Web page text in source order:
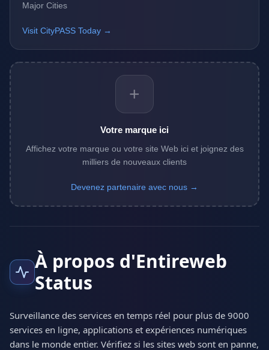
Major Cities
Visit CityPASS Today →
+
Votre marque ici
Affichez votre marque ou votre site Web ici et joignez des
milliers de nouveaux clients
Devenez partenaire avec nous →
À propos d'Entireweb
Status
Surveillance des services en temps réel pour plus de 9000
services en ligne, applications et expériences numériques
dans le monde entier. Vérifiez si les sites web sont en panne,